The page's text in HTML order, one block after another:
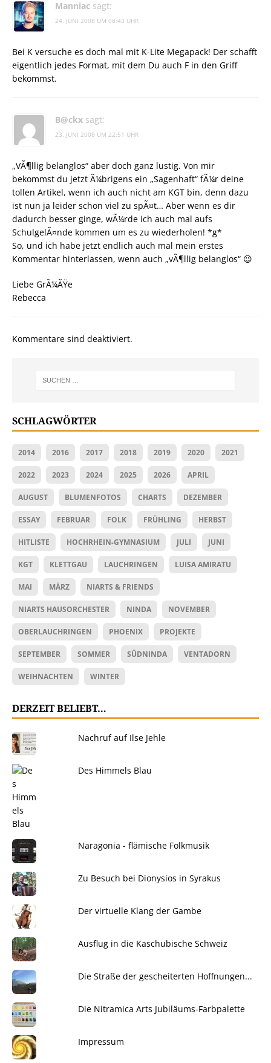
Manniac sagt:
24. JUNI 2008 UM 08:43 UHR
Bei K versuche es doch mal mit K-Lite Megapack! Der schafft
eigentlich jedes Format, mit dem Du auch F in den Griff
bekommst.
B@ckx sagt:
23. JUNI 2008 UM 22:51 UHR
„VÃ¶llig belanglos“ aber doch ganz lustig. Von mir
bekommst du jetzt Ã¼brigens ein „Sagenhaft“ fÃ¼r deine
tollen Artikel, wenn ich auch nicht am KGT bin, denn dazu
ist nun ja leider schon viel zu spÃ¤t… Aber wenn es dir
dadurch besser ginge, wÃ¼rde ich auch mal aufs
SchulgelÃ¤nde kommen um es zu wiederholen! *g*
So, und ich habe jetzt endlich auch mal mein erstes
Kommentar hinterlassen, wenn auch „vÃ¶llig belanglos“ 😉
Liebe GrÃ¼ÃŸe
Rebecca
Kommentare sind deaktiviert.
SCHLAGWÖRTER
2014 2016 2017 2018 2019 2020 2021
2022 2023 2024 2025 2026 APRIL
AUGUST BLUMENFOTOS CHARTS DEZEMBER
ESSAY FEBRUAR FOLK FRÜHLING HERBST
HITLISTE HOCHRHEIN-GYMNASIUM JULI JUNI
KGT KLETTGAU LAUCHRINGEN LUISA AMIRATU
MAI MÄRZ NIARTS & FRIENDS
NIARTS HAUSORCHESTER NINDA NOVEMBER
OBERLAUCHRINGEN PHOENIX PROJEKTE
SEPTEMBER SOMMER SÜDNINDA VENTADORN
WEIHNACHTEN WINTER
DERZEIT BELIEBT…
Nachruf auf Ilse Jehle
Des Himmels Blau
Naragonia - flämische Folkmusik
Zu Besuch bei Dionysios in Syrakus
Der virtuelle Klang der Gambe
Ausflug in die Kaschubische Schweiz
Die Straße der gescheiterten Hoffnungen...
Die Nitramica Arts Jubiläums-Farbpalette
Impressum